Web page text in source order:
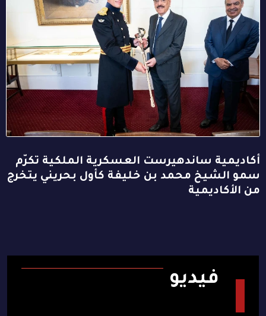
أكاديمية ساندهيرست العسكرية الملكية تكرّم
سمو الشيخ محمد بن خليفة كأول بحريني يتخرج
من الأكاديمية
فيديو